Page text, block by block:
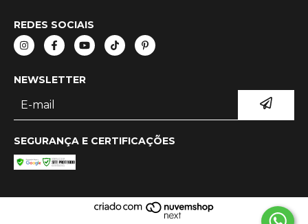
REDES SOCIAIS
NEWSLETTER
SEGURANÇA E CERTIFICAÇÕES